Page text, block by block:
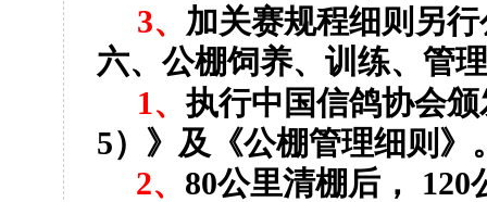
3、 加关赛规程细则另
六、公棚饲养、训练、管
1、执行中国信鸽协会
5）》及《公棚管理细则》
2、 80公里清棚后， 120